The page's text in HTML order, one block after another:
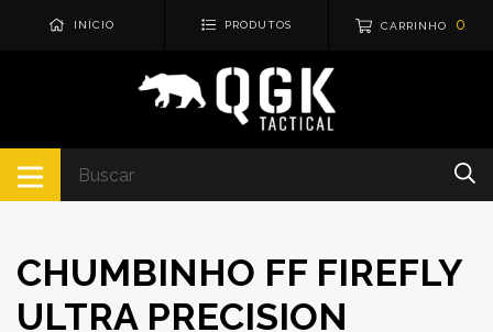
INÍCIO PRODUTOS CARRINHO 0
CHUMBINHO FF FIREFLY
ULTRA PRECISION